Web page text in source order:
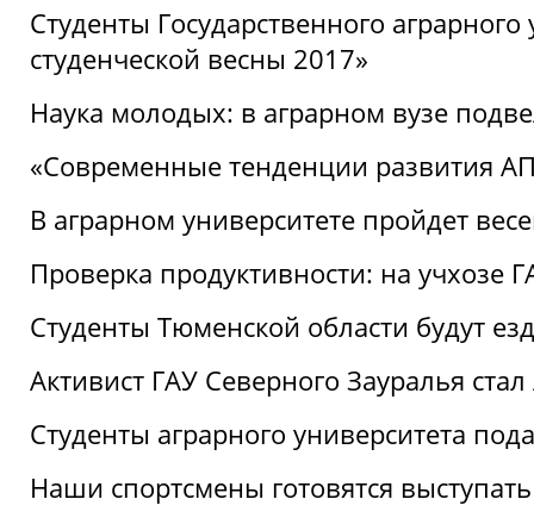
Студенты Государственного
студенческой весны 2017»
Наука молодых: в аграрном вузе
«Современные тенденции развития
В аграрном университете пройдет
Проверка продуктивности: на учхозе
Студенты Тюменской области будут
Активист ГАУ Северного Зауралья
Студенты аграрного университета
Наши спортсмены готовятся